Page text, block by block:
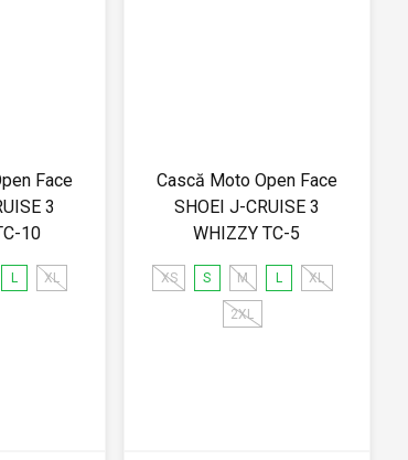
Face
3
10
L XL
Cască Moto Open Face
SHOEI J-CRUISE 3
WHIZZY TC-5
XS S M L XL
2XL